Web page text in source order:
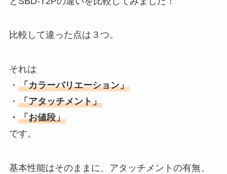
比較して違った点は３つ。
それは
・ 「カラーバリエーション」
・ 「アタッチメント」
・ 「お値段」
です。
基本性能はそのままに、アタッチメントの有無、